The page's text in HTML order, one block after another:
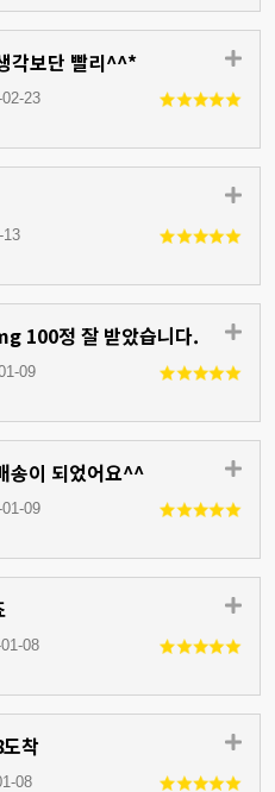
각보단 빨리^^*
23
13
100정 잘 받았습니다.
09
송이 되었어요^^
09
08
착
08